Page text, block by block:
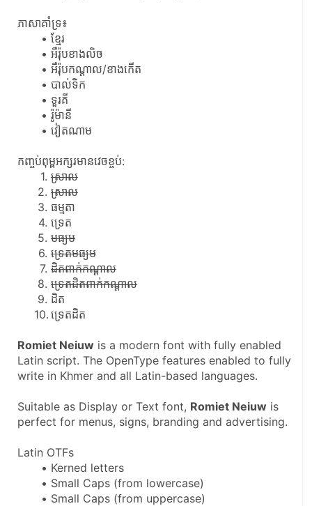
ភាសាគាំទ្រ៖
ខ្មែរ
អឺរ៉ុប​ខាងលិច
អឺរ៉ុបកណ្តាល/ខាងកើត
បាល់ទិក
ទួរគី
រ៉ូម៉ានី
វៀតណាម
កញ្ចប់ពុម្ពអក្សរមានវេចខ្ចប់:
ស្រាល
ស្រាល
ធម្មតា
ទ្រេត
មធ្យម
ទ្រេតមធ្យម
ដិតពាក់កណ្ដាល
ទ្រេតដិតពាក់កណ្ដាល
ដិត
ទ្រេតដិត
Romiet Neiuw is a modern font with fully enabled
Latin script. The OpenType features enabled to fully
write in Khmer and all Latin-based languages.
Suitable as Display or Text font, Romiet Neiuw is
perfect for menus, signs, branding and advertising.
Latin OTFs
Kerned letters
Small Caps (from lowercase)
Small Caps (from uppercase)